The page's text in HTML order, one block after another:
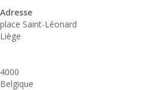
Adresse
place Saint-Léonard
Liège
4000
Belgique